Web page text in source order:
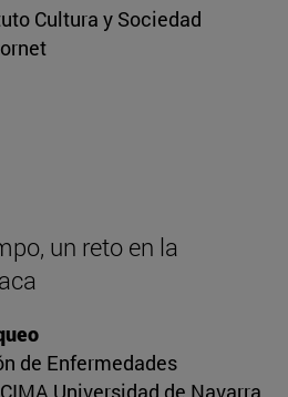
Cultura y Sociedad
un reto en la
de Enfermedades
Universidad de Navarra